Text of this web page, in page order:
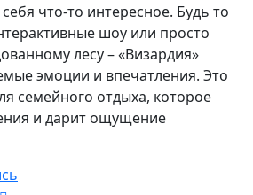
что-то интересное. Будь то
шоу или просто
лесу – «Визардия»
эмоции и впечатления. Это
семейного отдыха, которое
и дарит ощущение